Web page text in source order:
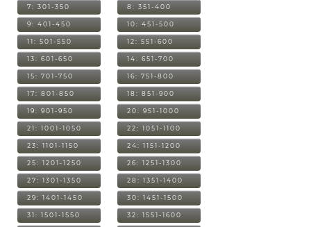
7: 301-350 8: 351-400
9: 401-450 10: 451-500
11: 501-550 12: 551-600
13: 601-650 14: 651-700
15: 701-750 16: 751-800
17: 801-850 18: 851-900
19: 901-950 20: 951-1000
21: 1001-1050 22: 1051-1100
23: 1101-1150 24: 1151-1200
25: 1201-1250 26: 1251-1300
27: 1301-1350 28: 1351-1400
29: 1401-1450 30: 1451-1500
31: 1501-1550 32: 1551-1600